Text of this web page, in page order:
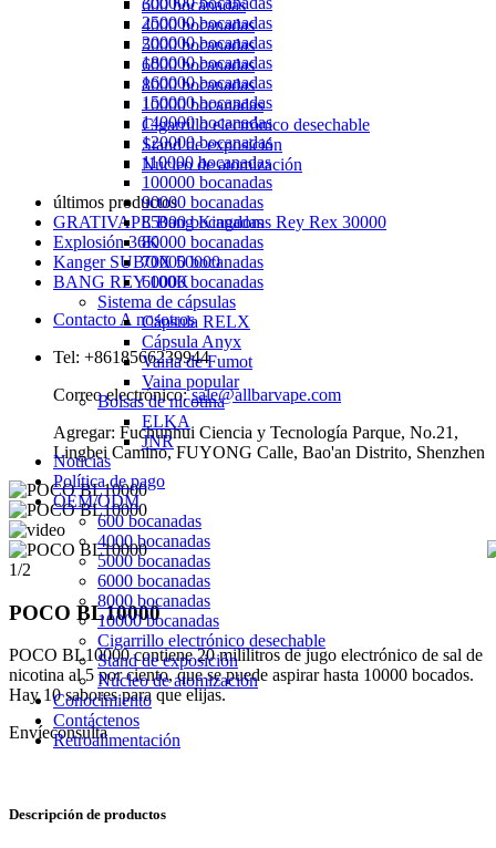
250000 bocanadas
200000 bocanadas
180000 bocanadas
160000 bocanadas
150000 bocanadas
140000 bocanadas
120000 bocanadas
110000 bocanadas
100000 bocanadas
90000 bocanadas
85000 bocanadas
80000 bocanadas
70000 bocanadas
60000 bocanadas
Sistema de cápsulas
Cápsula RELX
Cápsula Anyx
Vaina de Fumot
Vaina popular
Bolsas de nicotina
ELKA
JNR
Noticias
Política de pago
OEM/ODM
600 bocanadas
4000 bocanadas
5000 bocanadas
6000 bocanadas
8000 bocanadas
10000 bocanadas
Cigarrillo electrónico desechable
Stand de exposición
Núcleo de atomización
Conocimiento
Contáctenos
Retroalimentación
600 bocanadas
4000 bocanadas
5000 bocanadas
6000 bocanadas
8000 bocanadas
10000 bocanadas
Cigarrillo electrónico desechable
Stand de exposición
Núcleo de atomización
últimos productos
GRATIVAPE Bang Kingdoms Rey Rex 30000
Explosión 36K
Kanger SUBOX 50000
BANG REY 100K
Contacto A nosotros
Tel: +8618566239944
Correo electrónico:sale@allbarvape.com
Agregar: Fuchunhui Ciencia y Tecnología Parque, No.21,
Lingbei Camino, FUYONG Calle, Bao'an Distrito, Shenzhen
1/2
POCO BL10000
POCO BL10000 contiene 20 mililitros de jugo electrónico de sal de
nicotina al 5 por ciento, que se puede aspirar hasta 10000 bocados.
Hay 10 sabores para que elijas.
Envíeconsulta
Descripción de productos